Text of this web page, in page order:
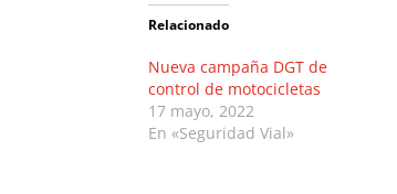
Relacionado
Nueva campaña DGT de
control de motocicletas
17 mayo, 2022
En «Seguridad Vial»